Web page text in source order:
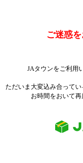
ご迷惑
JAタウンをご利用
ただいま大変込み合って
お時間をおいて